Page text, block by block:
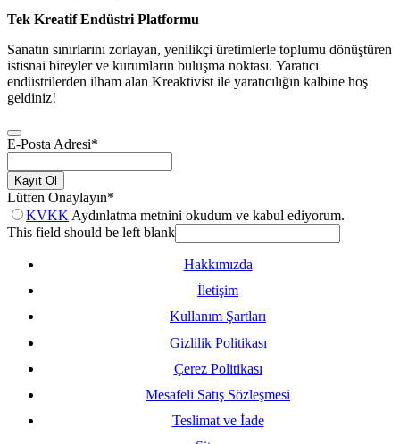
Tek Kreatif Endüstri Platformu
Sanatın sınırlarını zorlayan, yenilikçi üretimlerle toplumu dönüştüren
istisnai bireyler ve kurumların buluşma noktası. Yaratıcı
endüstrilerden ilham alan Kreaktivist ile yaratıcılığın kalbine hoş
geldiniz!
E-Posta Adresi*
Kayıt Ol
Lütfen Onaylayın*
KVKK Aydınlatma metnini okudum ve kabul ediyorum.
This field should be left blank
Hakkımızda
İletişim
Kullanım Şartları
Gizlilik Politikası
Çerez Politikası
Mesafeli Satış Sözleşmesi
Teslimat ve İade